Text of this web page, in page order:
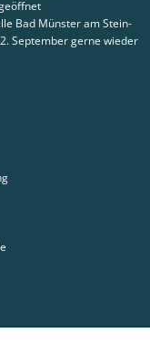
Bad Münster am Stein-
September gerne wieder